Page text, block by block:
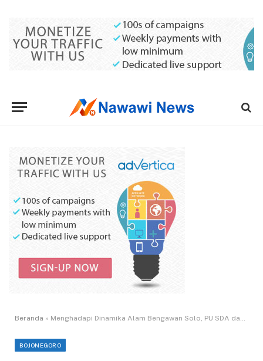
Beranda » Menghadapi Dinamika Alam Bengawan Solo, PU SDA dan Kontraktor Susun Perbaikan Lanjutan
BOJONEGORO